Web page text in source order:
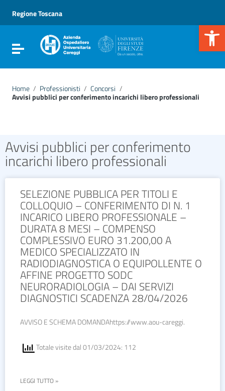
Vai al menu di navigazione
Vai al footer
Regione Toscana
Attiva / disattiva la navigazione
Home / Professionisti / Concorsi /
Avvisi pubblici per conferimento incarichi libero professionali
Avvisi pubblici per conferimento
incarichi libero professionali
SELEZIONE PUBBLICA PER TITOLI E
COLLOQUIO – CONFERIMENTO DI N. 1
INCARICO LIBERO PROFESSIONALE –
DURATA 8 MESI – COMPENSO
COMPLESSIVO EURO 31.200,00 A
MEDICO SPECIALIZZATO IN
RADIODIAGNOSTICA O EQUIPOLLENTE O
AFFINE PROGETTO SODC
NEURORADIOLOGIA – DAI SERVIZI
DIAGNOSTICI SCADENZA 28/04/2026
AVVISO E SCHEMA DOMANDAhttps://www.aou-careggi.
Totale visite dal 01/03/2024: 112
LEGGI TUTTO »